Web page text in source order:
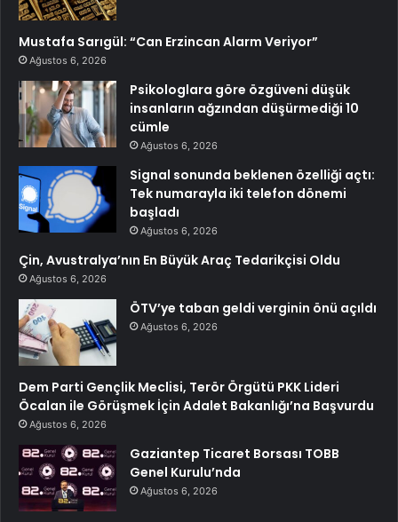
Mustafa Sarıgül: “Can Erzincan Alarm Veriyor”
Ağustos 6, 2026
Psikologlara göre özgüveni düşük
insanların ağzından düşürmediği 10
cümle
Ağustos 6, 2026
Signal sonunda beklenen özelliği açtı:
Tek numarayla iki telefon dönemi
başladı
Ağustos 6, 2026
Çin, Avustralya’nın En Büyük Araç Tedarikçisi Oldu
Ağustos 6, 2026
ÖTV’ye taban geldi verginin önü açıldı
Ağustos 6, 2026
Dem Parti Gençlik Meclisi, Terör Örgütü PKK Lideri
Öcalan ile Görüşmek İçin Adalet Bakanlığı’na Başvurdu
Ağustos 6, 2026
Gaziantep Ticaret Borsası TOBB
Genel Kurulu’nda
Ağustos 6, 2026